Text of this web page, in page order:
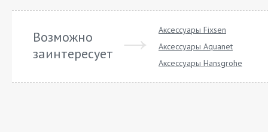
Возможно
заинтересует
Аксессуары Fixsen
Аксессуары Aquanet
Аксессуары Hansgrohe